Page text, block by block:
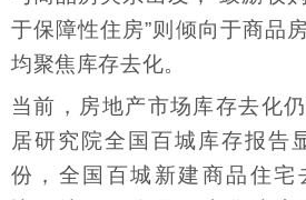
于保障性住房”则倾向于商品
均聚焦库存去化。
当前，房地产市场库存去化
居研究院全国百城库存报告
份，全国百城新建商品住宅